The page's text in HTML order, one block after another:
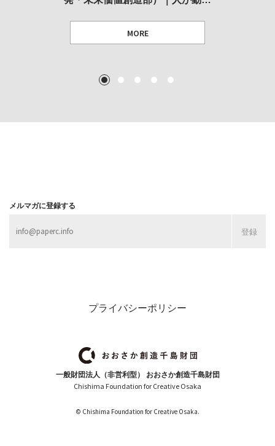
MORE
MORE
MORE
1 2 3 4 5
メルマガに登録する
プライバシーポリシー
一般財団法人（非営利型） おおさか創造千島財団
Chishima Foundation for Creative Osaka
© Chishima Foundation for Creative Osaka.